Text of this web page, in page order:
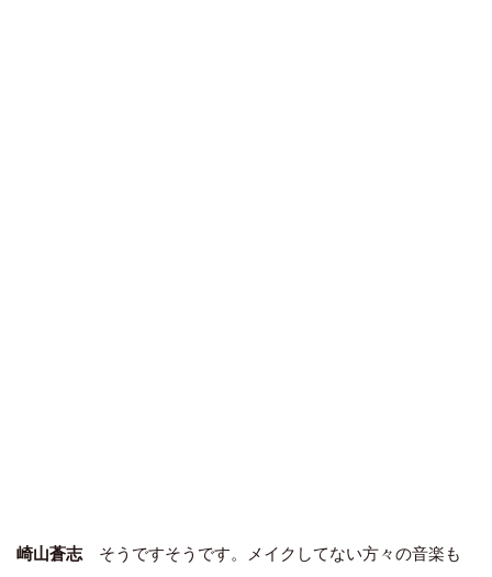
崎山蒼志そうですそうです。メイクしてない方々の音楽も